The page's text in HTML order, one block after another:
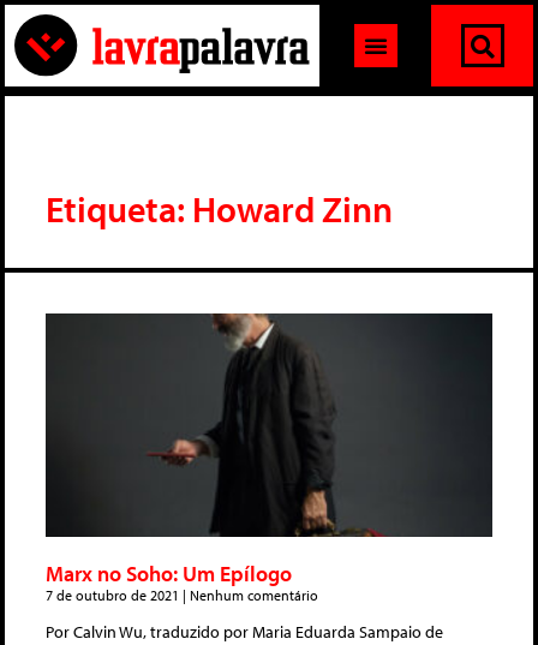
Etiqueta: Howard Zinn
Marx no Soho: Um Epílogo
7 de outubro de 2021 Nenhum comentário
Por Calvin Wu, traduzido por Maria Eduarda Sampaio de